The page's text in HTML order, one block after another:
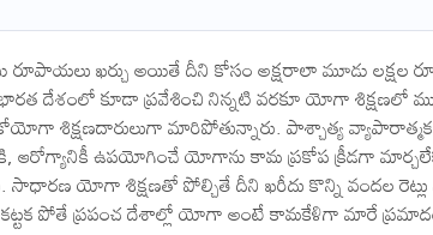
ఖర్చు అయితే దీని కోసం అక్షరాలా మూడు లక్షల
భారత దేశంలో కూడా ప్రవేశించి నిన్నటి వరకూ యోగా శిక్షణలో
శిక్షణదారులుగా మారిపోతున్నారు. పాశ్చాత్య
ఆరోగ్యానికీ ఉపయోగించే యోగాను కామ ప్రకోప క్రీడగా
సాధారణ యోగా శిక్షణతో పోల్చితే దీని ఖరీదు కొన్ని వందల
పోతే ప్రపంచ దేశాల్లో యోగా అంటే కామకేళిగా మారే ప్రమాదం